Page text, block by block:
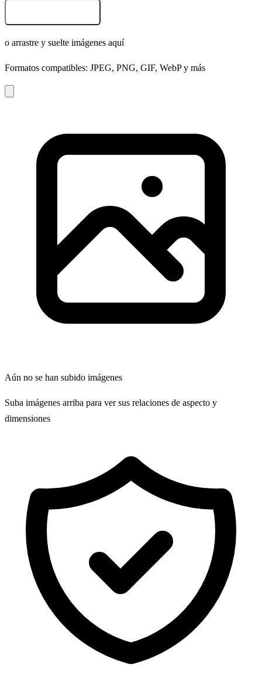
o arrastre y suelte imágenes aquí
Formatos compatibles: JPEG, PNG, GIF, WebP y más
Aún no se han subido imágenes
Suba imágenes arriba para ver sus relaciones de aspecto y
dimensiones